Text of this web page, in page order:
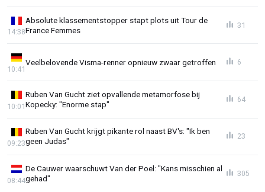
Absolute klassementstopper stapt plots uit Tour de
France Femmes
14:38
31
Veelbelovende Visma-renner opnieuw zwaar getroffen
10:41
6
Ruben Van Gucht ziet opvallende metamorfose bij
Kopecky: "Enorme stap"
10:01
64
Ruben Van Gucht krijgt pikante rol naast BV's: "Ik ben
geen Judas"
09:23
23
De Cauwer waarschuwt Van der Poel: "Kans misschien al
gehad"
08:44
305